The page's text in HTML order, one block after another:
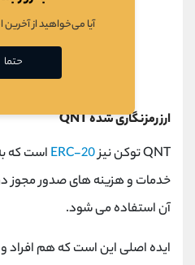
ارز رمزنگاری شده QNT
QNT توکن نیز
ERC-20 است که
آن استفاده می شود.
ایده اصلی این است که هم افراد
آیا می‌خواهید از
حتما